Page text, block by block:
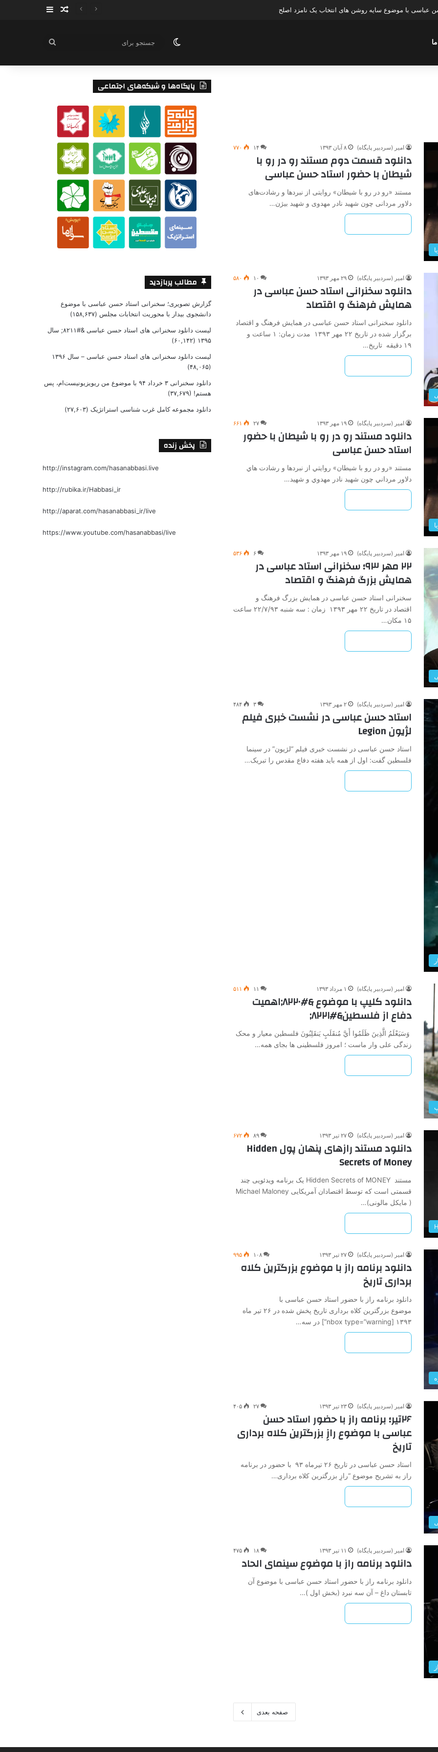
با موضوع چهار انتخاب ۱۴۰۰ نوشته تصادفی
سایدبار
تغییر پوسته
جستجو
امیر (سردبیر پایگاه) ۸ آبان ۱۳۹۳ ۱۴ ۷۷۰
دانلود قسمت دوم مستند رو در رو با
شیطان با حضور استاد حسن عباسی
مستند «رو در رو با شیطان» روایتی از نبردها و رشادت‌های
دلاور مردانی چون شهید نادر مهدوی و شهید بیژن…
امیر (سردبیر پایگاه) ۲۹ مهر ۱۳۹۳ ۱۰ ۵۸۰
دانلود سخنرانی استاد حسن عباسی در
همایش فرهنگ و اقتصاد
دانلود سخنرانی استاد حسن عباسی در همایش فرهنگ و اقتصاد
برگزار شده در تاریخ ۲۲ مهر ۱۳۹۳ مدت زمان: ۱ ساعت و
۱۹ دقیقه تاریخ…
امیر (سردبیر پایگاه) ۱۹ مهر ۱۳۹۳ ۲۷ ۶۶۱
دانلود مستند رو در رو با شیطان با حضور
استاد حسن عباسی
مستند «رو در رو با شيطان» روايتي از نبردها و رشادت هاي
دلاور مرداني چون شهيد نادر مهدوي و شهيد…
امیر (سردبیر پایگاه) ۱۹ مهر ۱۳۹۳ ۶ ۵۳۶
۲۲ مهر ۹۳؛ سخنرانی استاد عباسی در
همایش بزرگ فرهنگ و اقتصاد
سخنرانی استاد حسن عباسی در همایش بزرگ فرهنگ و
اقتصاد در تاریخ ۲۲ مهر ۱۳۹۳ زمان : سه شنبه ۲۲/۷/۹۳ ساعت
۱۵ مکان…
امیر (سردبیر پایگاه) ۲ مهر ۱۳۹۳ ۳ ۴۸۴
استاد حسن عباسی در نشست خبری فیلم
لژیون Legion
استاد حسن عباسی در نشست خبری فیلم “لژیون” در سینما
فلسطین گفت: اول از همه باید هفته دفاع مقدس را تبریک…
امیر (سردبیر پایگاه) ۱ مرداد ۱۳۹۳ ۱۱ ۵۱۱
دانلود کلیپ با موضوع &#۸۲۲۰;اهمیت
دفاع از فلسطین&#۸۲۲۱;
وَسَيَعْلَمُ الَّذِينَ ظَلَمُوا أَيَّ مُنقَلَبٍ يَنقَلِبُونَ فلسطین معیار و محک
زندگی علی وار ماست ؛ امروز فلسطینی ها بجای همه…
امیر (سردبیر پایگاه) ۲۷ تیر ۱۳۹۳ ۸۹ ۶۷۲
دانلود مستند رازهای پنهان پول Hidden
Secrets of Money
مستند Hidden Secrets of MONEY یک برنامه ویدئویی چند
قسمتی است که توسط اقتصادان آمریکایی Michael Maloney
( مایکل مالونی)…
امیر (سردبیر پایگاه) ۲۷ تیر ۱۳۹۳ ۱۰۸ ۹۹۵
دانلود برنامه راز با موضوع بزرگترین کلاه
برداری تاریخ
دانلود برنامه راز با حضور استاد حسن عباسی با
موضوع بزرگترین کلاه برداری تاریخ پخش شده در ۲۶ تیر ماه
۱۳۹۳ [nbox type=”warning”] در سه…
امیر (سردبیر پایگاه) ۲۳ تیر ۱۳۹۳ ۲۷ ۴۰۵
۲۶تیر؛ برنامه راز با حضور استاد حسن
عباسی با موضوع رازِ بزرگترین کلاه برداری
تاریخ
استاد حسن عباسی در تاریخ ۲۶ تیرماه ۹۳ با حضور در برنامه
راز به تشریح موضوع “رازِ بزرگترین کلاه برداری…
امیر (سردبیر پایگاه) ۱۱ تیر ۱۳۹۳ ۱۸ ۴۷۵
دانلود برنامه راز با موضوع سینمای الحاد
دانلود برنامه راز با حضور استاد حسن عباسی با موضوع آن
تابستان داغ – آن سه نبرد (بخش اول )…
صفحه بعدی
پایگاه‌ها و شبکه‌های اجتماعی
مطالب پربازدید
گزارش تصویری؛ سخنرانی استاد حسن عباسی با موضوع
دانشجوی بیدار با محوریت انتخابات مجلس (۱۵۸,۶۳۷)
لیست دانلود سخنرانی های استاد حسن عباسی &#۸۲۱۱; سال
۱۳۹۵ (۶۰,۱۴۲)
لیست دانلود سخنرانی های استاد حسن عباسی – سال ۱۳۹۶
(۴۸,۰۶۵)
دانلود سخنرانی ۳ خرداد ۹۴ با موضوع من ریویزیونیست‌ام، پس
هستم! (۳۷,۶۷۹)
دانلود مجموعه کامل غرب شناسی استراتژیک (۲۷,۶۰۳)
پخش زنده
http://instagram.com/hasanabbasi.live
http://rubika.ir/Habbasi_ir
http://aparat.com/hasanabbasi_ir/live
https://www.youtube.com/hasanabbasi/live